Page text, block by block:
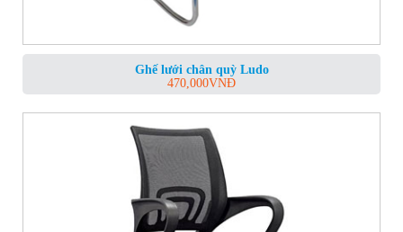
Ghế lưới chân quỳ Ludo
470,000VNĐ